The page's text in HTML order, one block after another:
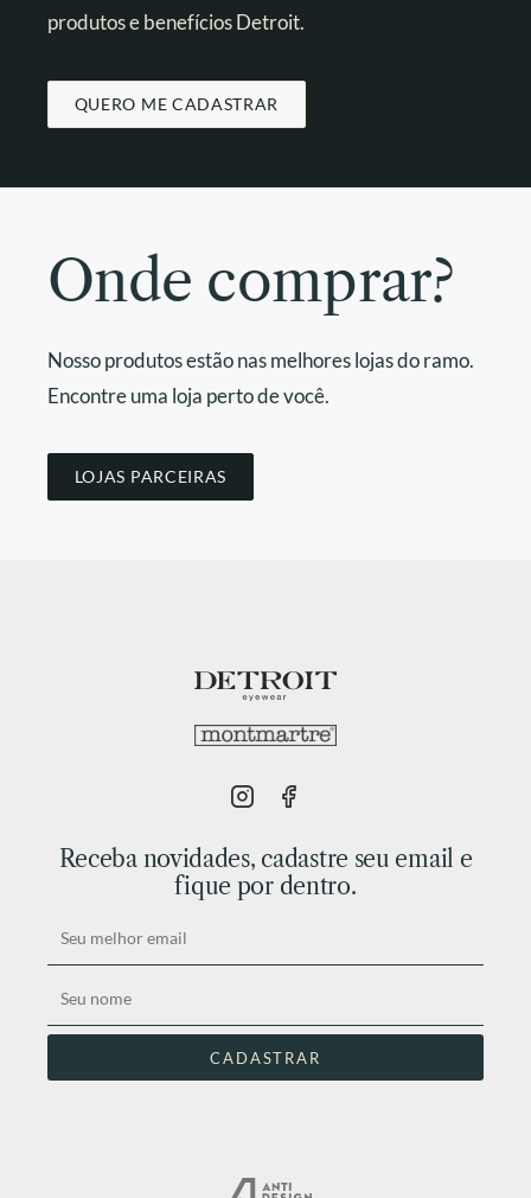
produtos e benefícios Detroit.
QUERO ME CADASTRAR
Onde comprar?
Nosso produtos estão nas melhores lojas do ramo.
Encontre uma loja perto de você.
LOJAS PARCEIRAS
Receba novidades, cadastre seu email e
fique por dentro.